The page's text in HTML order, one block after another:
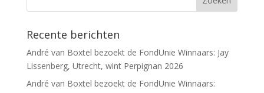
Recente berichten
André van Boxtel bezoekt de FondUnie Winnaars: Jay
Lissenberg, Utrecht, wint Perpignan 2026
André van Boxtel bezoekt de FondUnie Winnaars: